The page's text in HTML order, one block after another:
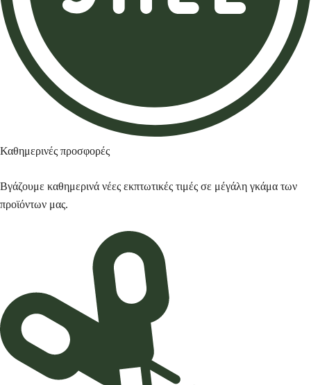
Καθημερινές προσφορές
Βγάζουμε καθημερινά νέες εκπτωτικές τιμές σε μέγάλη γκάμα των
προϊόντων μας.